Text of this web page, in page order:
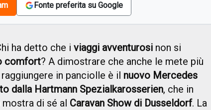
Fonte preferita su Google
ha detto che i viaggi avventurosi non si
comfort? A dimostrare che anche le mete più
in panciolle è il nuovo Mercedes
dalla Hartmann Spezialkarosserien, che in
di sé al Caravan Show di Dusseldorf. La